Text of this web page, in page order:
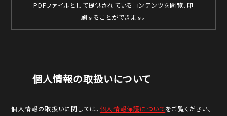
PDFファイルとして提供されているコンテンツを閲覧、印
刷することができます。
個人情報の取扱いについて
個人情報の取扱いに関しては、個人情報保護についてをご覧ください。